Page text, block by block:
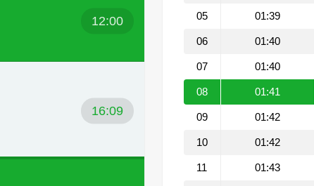
12:00
16:09
05 01:39
06 01:40
07 01:40
08 01:41
09 01:42
10 01:42
11 01:43